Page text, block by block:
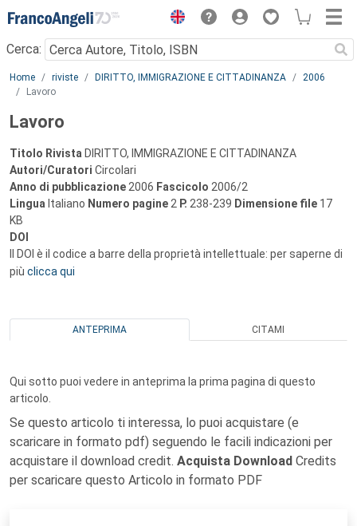
Menu
Cerca:
Main content
Home riviste DIRITTO, IMMIGRAZIONE E CITTADINANZA
2006
Lavoro
Lavoro
Titolo Rivista DIRITTO, IMMIGRAZIONE E CITTADINANZA
Autori/Curatori Circolari
Anno di pubblicazione 2006 Fascicolo 2006/2
Lingua Italiano Numero pagine 2 P. 238-239 Dimensione file 17
KB
DOI
Il DOI è il codice a barre della proprietà intellettuale: per saperne di
più clicca qui
ANTEPRIMA CITAMI
Qui sotto puoi vedere in anteprima la prima pagina di questo
articolo.
Se questo articolo ti interessa, lo puoi acquistare (e
scaricare in formato pdf) seguendo le facili indicazioni per
acquistare il download credit. Acquista Download Credits
per scaricare questo Articolo in formato PDF